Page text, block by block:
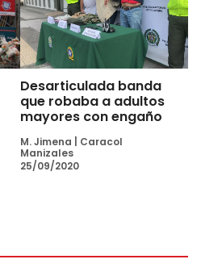
Desarticulada banda
que robaba a adultos
mayores con engaño
M. Jimena
Caracol
Manizales
25/09/2020